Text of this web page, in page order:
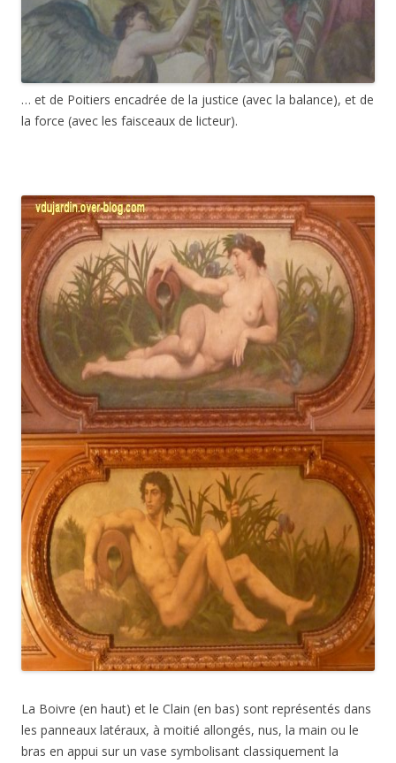
… et de Poitiers encadrée de la justice (avec la balance), et de
la force (avec les faisceaux de licteur).
La Boivre (en haut) et le Clain (en bas) sont représentés dans
les panneaux latéraux, à moitié allongés, nus, la main ou le
bras en appui sur un vase symbolisant classiquement la